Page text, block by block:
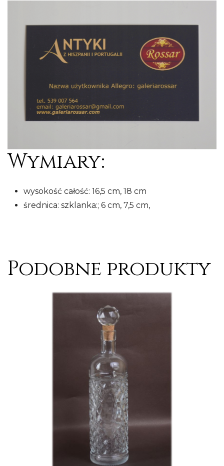
Wymiary:
wysokość całość: 16,5 cm, 18 cm
średnica: szklanka:; 6 cm, 7,5 cm,
Podobne produkty